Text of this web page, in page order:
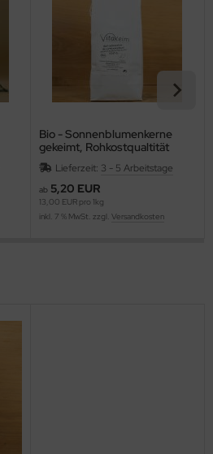
Bio - Sonnenblumenkerne
gekeimt, Rohkostqualtität
Lieferzeit: 3 - 5 Arbeitstage
ab 5,20 EUR
13,00 EUR pro 1kg
inkl. 7 % MwSt. zzgl. Versandkosten